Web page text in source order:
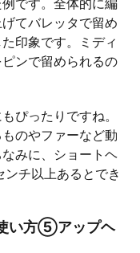
てバレッタで留め
印象です。ミディ
ンで留められるの
ぴったりですね。
のやファーなど動
みに、ショートヘ
チ以上あるとでき
い方⑤アップヘ